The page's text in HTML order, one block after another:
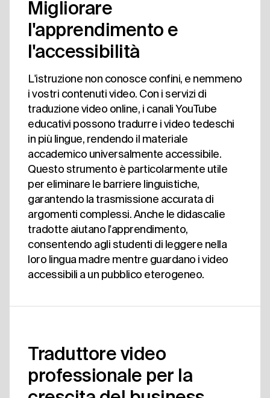
Migliorare
l'apprendimento e
l'accessibilità
L'istruzione non conosce confini, e nemmeno
i vostri contenuti video. Con i servizi di
traduzione video online, i canali YouTube
educativi possono tradurre i video tedeschi
in più lingue, rendendo il materiale
accademico universalmente accessibile.
Questo strumento è particolarmente utile
per eliminare le barriere linguistiche,
garantendo la trasmissione accurata di
argomenti complessi. Anche le didascalie
tradotte aiutano l'apprendimento,
consentendo agli studenti di leggere nella
loro lingua madre mentre guardano i video
accessibili a un pubblico eterogeneo.
Traduttore video
professionale per la